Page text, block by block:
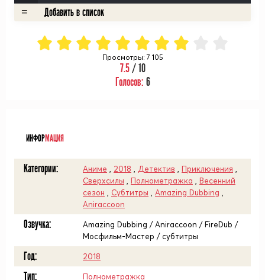
Просмотры: 7 105
7.5/ 10
Голосов: 6
ИНФОРМАЦИЯ
Категории: Аниме 2018 Детектив Приключения
Сверхсилы
Полнометражка
Весенний
сезон
Субтитры Amazing Dubbing
Aniraccoon
Озвучка:
Amazing Dubbing / Aniraccoon / FireDub /
Мосфильм-Мастер / субтитры
Год: 2018
Тип: Полнометражка